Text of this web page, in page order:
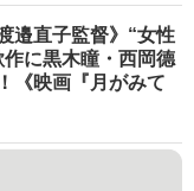
邉直子監督》“女性
に黒木瞳・西岡德
《映画『月がみて